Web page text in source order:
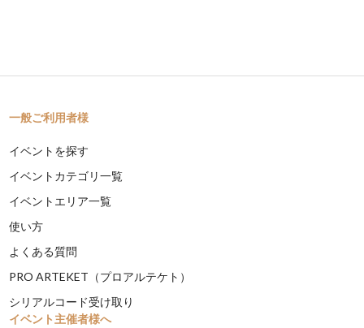
一般ご利用者様
イベントを探す
イベントカテゴリ一覧
イベントエリア一覧
使い方
よくある質問
PRO ARTEKET（プロアルテケト）
シリアルコード受け取り
イベント主催者様へ